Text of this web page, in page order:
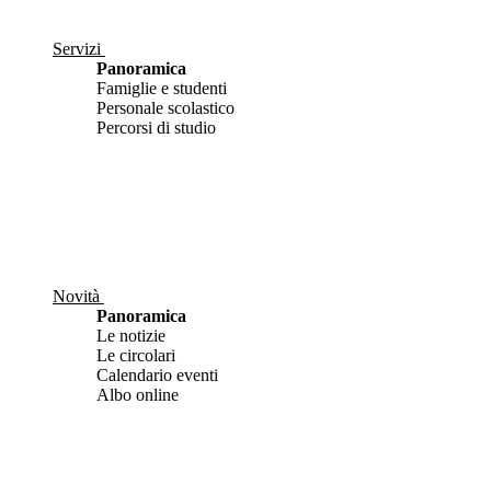
Servizi
Panoramica
Famiglie e studenti
Personale scolastico
Percorsi di studio
Novità
Panoramica
Le notizie
Le circolari
Calendario eventi
Albo online